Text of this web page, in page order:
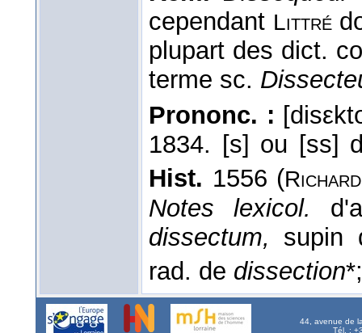
cependant Littré
plupart des dict.
terme sc.
Prononc. :
1834. [s] ou [ss]
Hist. 1556 (
Notes lexicol.
dissectum,
rad. de dissection
44, avenue de
Tél. :